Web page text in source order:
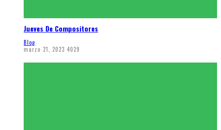
Jueves De Compositores
Blog
marzo 21, 2023 4029